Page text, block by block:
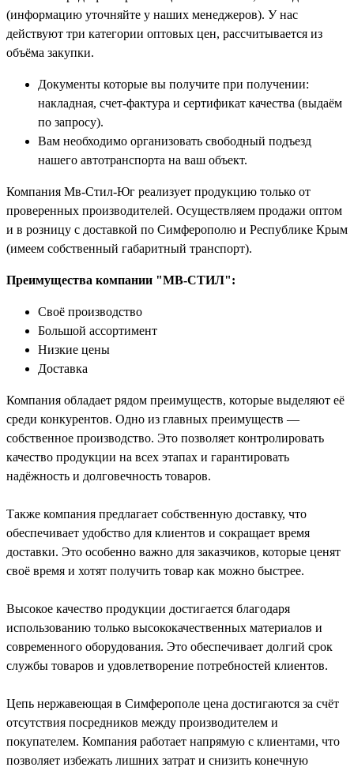
(информацию уточняйте у наших менеджеров). У нас
действуют три категории оптовых цен, рассчитывается из
объёма закупки.
Документы которые вы получите при получении:
накладная, счет-фактура и сертификат качества (выдаём
по запросу).
Вам необходимо организовать свободный подъезд
нашего автотранспорта на ваш объект.
Компания Мв-Стил-Юг реализует продукцию только от
проверенных производителей. Осуществляем продажи оптом
и в розницу с доставкой по Симферополю и Республике Крым
(имеем собственный габаритный транспорт).
Преимущества компании "МВ-СТИЛ":
Своё производство
Большой ассортимент
Низкие цены
Доставка
Компания обладает рядом преимуществ, которые выделяют её
среди конкурентов. Одно из главных преимуществ —
собственное производство. Это позволяет контролировать
качество продукции на всех этапах и гарантировать
надёжность и долговечность товаров.
Также компания предлагает собственную доставку, что
обеспечивает удобство для клиентов и сокращает время
доставки. Это особенно важно для заказчиков, которые ценят
своё время и хотят получить товар как можно быстрее.
Высокое качество продукции достигается благодаря
использованию только высококачественных материалов и
современного оборудования. Это обеспечивает долгий срок
службы товаров и удовлетворение потребностей клиентов.
Цепь нержавеющая в Симферополе цена достигаются за счёт
отсутствия посредников между производителем и
покупателем. Компания работает напрямую с клиентами, что
позволяет избежать лишних затрат и снизить конечную